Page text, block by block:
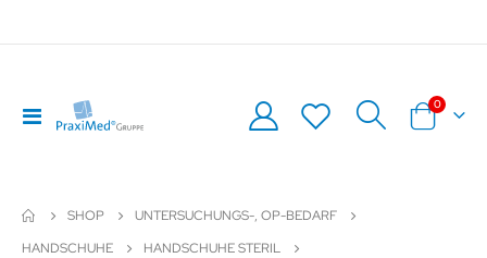
Navigation
umschalten
Warenkorb
0
SHOP
UNTERSUCHUNGS-, OP-BEDARF
HANDSCHUHE
HANDSCHUHE STERIL